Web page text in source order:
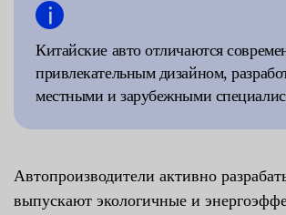
Китайские авто отличаются
привлекательным дизайном,
местными и зарубежными
Автопроизводители активно
выпускают экологичные и